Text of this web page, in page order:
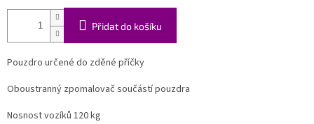
Přidat do košíku
Pouzdro určené do zděné příčky
Oboustranný zpomalovač součástí pouzdra
Nosnost vozíků 120 kg